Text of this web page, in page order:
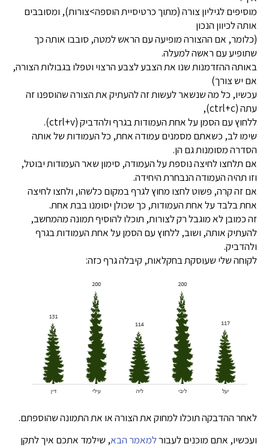
מוסיפים לגיליון צורה (מתוך כרטיסיית הוספה>צורות), ומסובבים
אותה לכיוון הנכון
(כלומר, אם ההצורה מופיעה עם הראש למטה, סובבו אותה כך
שתופיע עם ראשה למעלה.
באותה ההזדמנות שנו את הצבע לצבע הרצוי וטפלו בגבולות הצורה,
אם יש צורך)
עכשיו, כל מה שנשאר לעשות זה להעתיק את הצורה שהוספנו זה
עתה (ctrl+c),
ללחוץ עם הסמן על אחת העמודות בגרף ולהדביק (ctrl+v).
שימו לב, כשאתם מסמנים עמודה אחת, כל העמודות של אותה
הסדרה מסומנות גם הן.
אם תלחצו לחיצה נוספת על העמודה, סימון שאר העמודות יבוטל,
וזו תהיה העמודה הנבחרת היחידה.
אם זה קרה, פשוט לחצו מחוץ לגרף במקום כלשהו, ולחצו לחיצה
אחת בלבד על אחת העמודות, כך שכולן יסומנו בבת אחת.
זה כמובן לא מוגבל רק לצורות, תוכלו להוסיף תמונה מהמחשב,
להעתיק אותה, ושוב, ללחוץ עם הסמן על אחת העמודות בגרף
ולהדביק.
לקוחה שלי שעוסקת בחקלאות, קיבלה גרף כזה:
לאחר ההדבקה תוכלו למחוק את הצורה או את התמונה שהוספתם.
ועכשיו, אתם מוכנים לעבורלמאמר הבא, שילמד אתכם איך לתקן